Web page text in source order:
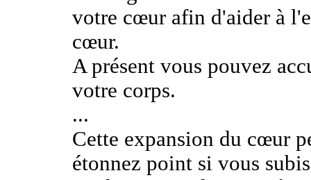
votre cœur afin d'aider à
cœur.
A présent vous pouvez
votre corps.
...
Cette expansion du cœur
étonnez point si vous